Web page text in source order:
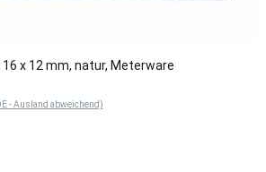
x 12 mm, natur, Meterware
- Ausland abweichend)